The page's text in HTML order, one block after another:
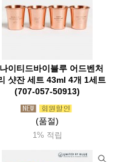
이티드바이블루 어드벤처
샷잔 세트 43ml 4개 1세트
(707-057-50913)
(품절)
1% 적립